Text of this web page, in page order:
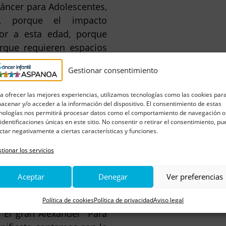
Gestionar consentimiento
ofrecer las mejores experiencias, utilizamos tecnologías como las cookies para
y/o acceder a la información del dispositivo. El consentimiento de estas
nos permitirá procesar datos como el comportamiento de navegación o
únicas en este sitio. No consentir o retirar el consentimiento,
negativamente a ciertas características y funciones.
los servicios
Aceptar Denegar Ver preferencias
Política de cookiesPolítica de privacidadAviso legal
para Adolescentes,
porque el impacto
a esta edad, porque
requieren espacios
entre sí para
sus inquietudes, sus
13 de febrero y
Industria. Presentado
periodista de Radio
San Nicolas, bajo la
Infantil y Juvenil Amici
por Isabel Solano y
gran Alexander" Para